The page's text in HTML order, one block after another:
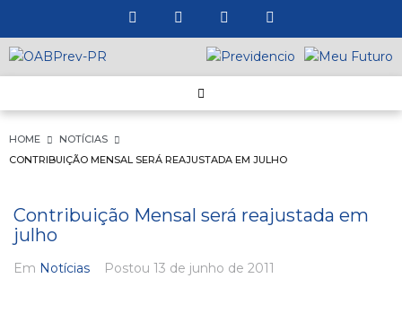
HOME
NOTÍCIAS
CONTRIBUIÇÃO MENSAL SERÁ REAJUSTADA EM JULHO
Contribuição Mensal será reajustada em
julho
Em Notícias Postou 13 de junho de 2011